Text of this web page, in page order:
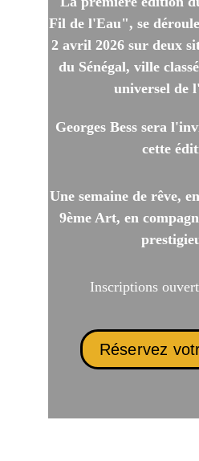
Fil de l'Eau", se
2 avril 2026 sur deux
du Sénégal, ville
universel de
Georges Bess sera
cette
Une semaine de rêve,
9ème Art, en
Inscriptions
Réservez